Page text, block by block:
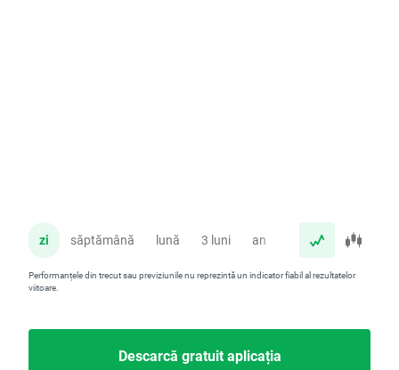
zi săptămână lună 3 luni an
Performanțele din trecut sau previziunile nu reprezintă un indicator fiabil al rezultatelor
viitoare.
Descarcă gratuit aplicația